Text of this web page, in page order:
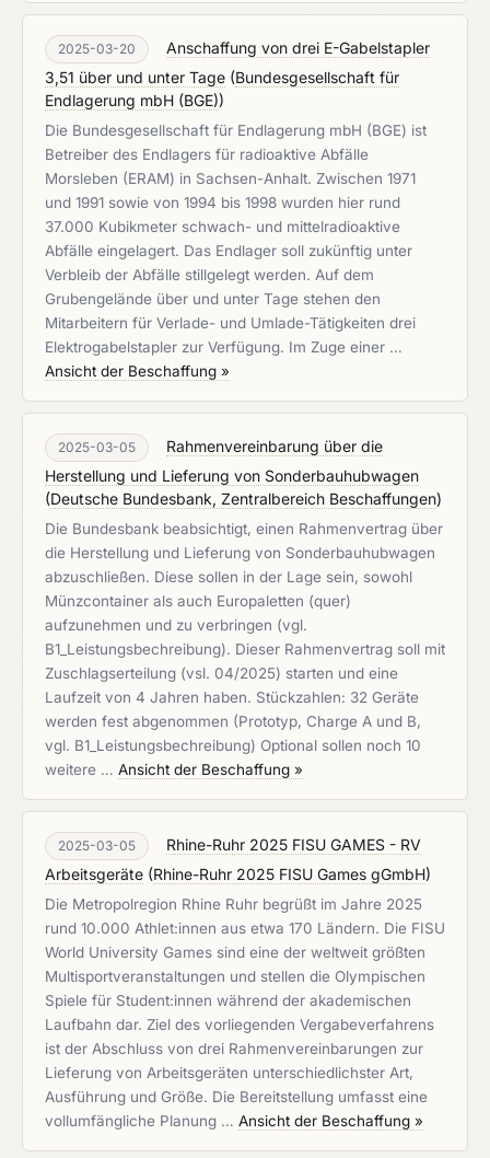
2025-03-20
Anschaffung von drei E-Gabelstapler
3,51 über und unter Tage (Bundesgesellschaft für
Endlagerung mbH (BGE))
Die Bundesgesellschaft für Endlagerung mbH (BGE) ist
Betreiber des Endlagers für radioaktive Abfälle
Morsleben (ERAM) in Sachsen-Anhalt. Zwischen 1971
und 1991 sowie von 1994 bis 1998 wurden hier rund
37.000 Kubikmeter schwach- und mittelradioaktive
Abfälle eingelagert. Das Endlager soll zukünftig unter
Verbleib der Abfälle stillgelegt werden. Auf dem
Grubengelände über und unter Tage stehen den
Mitarbeitern für Verlade- und Umlade-Tätigkeiten drei
Elektrogabelstapler zur Verfügung. Im Zuge einer …
Ansicht der Beschaffung »
2025-03-05
Rahmenvereinbarung über die
Herstellung und Lieferung von Sonderbauhubwagen
(Deutsche Bundesbank, Zentralbereich Beschaffungen)
Die Bundesbank beabsichtigt, einen Rahmenvertrag über
die Herstellung und Lieferung von Sonderbauhubwagen
abzuschließen. Diese sollen in der Lage sein, sowohl
Münzcontainer als auch Europaletten (quer)
aufzunehmen und zu verbringen (vgl.
B1_Leistungsbechreibung). Dieser Rahmenvertrag soll mit
Zuschlagserteilung (vsl. 04/2025) starten und eine
Laufzeit von 4 Jahren haben. Stückzahlen: 32 Geräte
werden fest abgenommen (Prototyp, Charge A und B,
vgl. B1_Leistungsbechreibung) Optional sollen noch 10
weitere … Ansicht der Beschaffung »
2025-03-05
Rhine-Ruhr 2025 FISU GAMES - RV
Arbeitsgeräte (Rhine-Ruhr 2025 FISU Games gGmbH)
Die Metropolregion Rhine Ruhr begrüßt im Jahre 2025
rund 10.000 Athlet:innen aus etwa 170 Ländern. Die FISU
World University Games sind eine der weltweit größten
Multisportveranstaltungen und stellen die Olympischen
Spiele für Student:innen während der akademischen
Laufbahn dar. Ziel des vorliegenden Vergabeverfahrens
ist der Abschluss von drei Rahmenvereinbarungen zur
Lieferung von Arbeitsgeräten unterschiedlichster Art,
Ausführung und Größe. Die Bereitstellung umfasst eine
vollumfängliche Planung … Ansicht der Beschaffung »